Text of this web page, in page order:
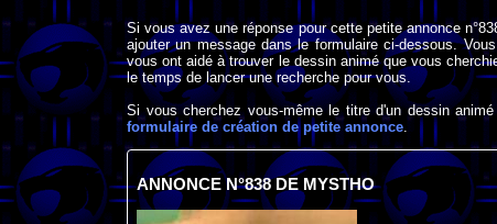
Si vous avez une réponse pour cette petite annonce
ajouter un message dans le formulaire ci-dessous.
vous ont aidé à trouver le dessin animé que vous
le temps de lancer une recherche pour vous.
Si vous cherchez vous-même le titre d'un dessin
formulaire de création de petite annonce.
ANNONCE N°838 DE MYSTHO